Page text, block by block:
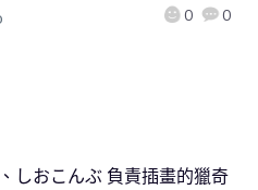
0 0
しおこんぶ 負責插畫的獵奇